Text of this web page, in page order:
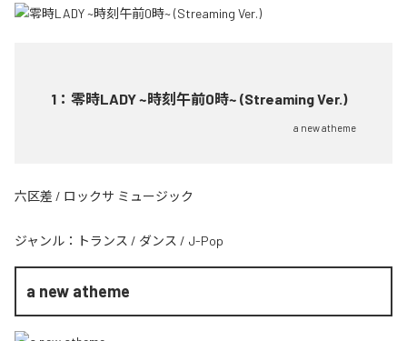
1 ： 零時LADY ~時刻午前0時~ (Streaming Ver.)
a new atheme
六区差 / ロックサ ミュージック
ジャンル： トランス / ダンス / J-Pop
a new atheme